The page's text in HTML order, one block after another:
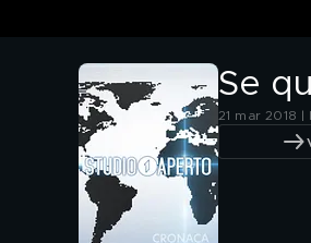
Se
21 mar 2018 |